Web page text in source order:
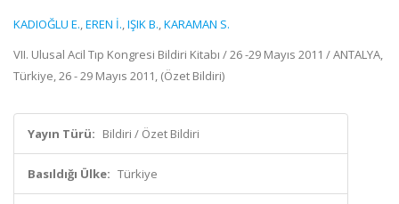
KADIOĞLU E.,EREN İ.,IŞIK B.,KARAMAN S.
VII. Ulusal Acil Tıp Kongresi Bildiri Kitabı / 26 -29 Mayıs 2011 / ANTALYA,
Türkiye, 26 - 29 Mayıs 2011, (Özet Bildiri)
Yayın Türü: Bildiri / Özet Bildiri
Basıldığı Ülke: Türkiye